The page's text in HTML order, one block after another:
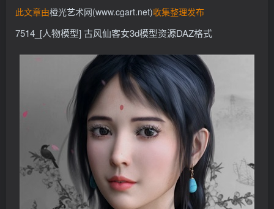
此文章由橙光艺术网(www.cgart.net)收集整理发布
7514_[人物模型] 古风仙客女3d模型资源DAZ格式
登录
社交账号登录
QQ登录